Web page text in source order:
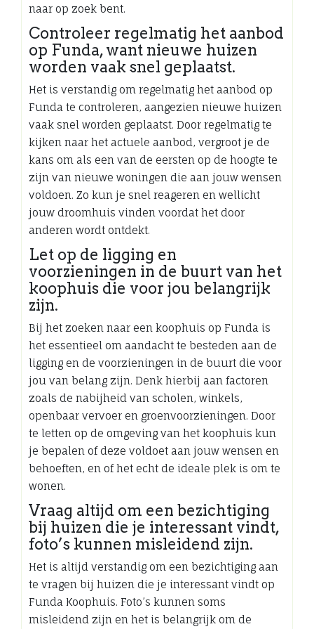
naar op zoek bent.
Controleer regelmatig het aanbod
op Funda, want nieuwe huizen
worden vaak snel geplaatst.
Het is verstandig om regelmatig het aanbod op
Funda te controleren, aangezien nieuwe huizen
vaak snel worden geplaatst. Door regelmatig te
kijken naar het actuele aanbod, vergroot je de
kans om als een van de eersten op de hoogte te
zijn van nieuwe woningen die aan jouw wensen
voldoen. Zo kun je snel reageren en wellicht
jouw droomhuis vinden voordat het door
anderen wordt ontdekt.
Let op de ligging en
voorzieningen in de buurt van het
koophuis die voor jou belangrijk
zijn.
Bij het zoeken naar een koophuis op Funda is
het essentieel om aandacht te besteden aan de
ligging en de voorzieningen in de buurt die voor
jou van belang zijn. Denk hierbij aan factoren
zoals de nabijheid van scholen, winkels,
openbaar vervoer en groenvoorzieningen. Door
te letten op de omgeving van het koophuis kun
je bepalen of deze voldoet aan jouw wensen en
behoeften, en of het echt de ideale plek is om te
wonen.
Vraag altijd om een bezichtiging
bij huizen die je interessant vindt,
foto’s kunnen misleidend zijn.
Het is altijd verstandig om een bezichtiging aan
te vragen bij huizen die je interessant vindt op
Funda Koophuis. Foto’s kunnen soms
misleidend zijn en het is belangrijk om de